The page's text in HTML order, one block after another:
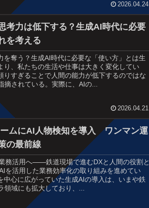
2026.04.24
考力は低下する？生成AI時代に必要
を考える
を奪う？生成AI時代に必要な「使い方」とは生
り、私たちの生活や仕事は大きく変化してい
りすぎることで人間の能力が低下するのではな
摘されている。実際に、AIの...
2026.04.21
ムにAI人物検知を導入 ワンマン運
の最前線
務活用へ――鉄道現場で進むDXと人間の役割と
を活用した業務効率化の取り組みを進めてい
中心に広がっていた生成AIの導入は、いまや鉄
領域にも拡大しており、...